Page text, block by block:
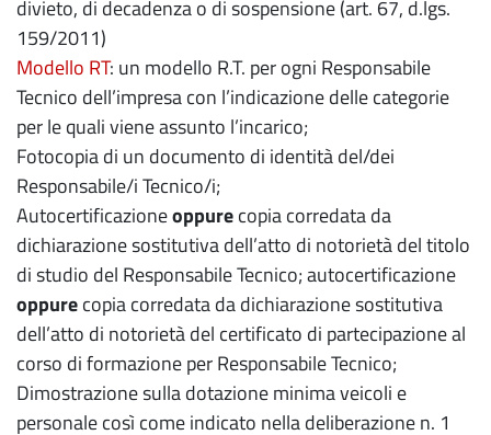
divieto, di decadenza o di sospensione (art. 67, d.lgs.
159/2011)
Modello RT: un modello R.T. per ogni Responsabile
Tecnico dell’impresa con l’indicazione delle categorie
per le quali viene assunto l’incarico;
Fotocopia di un documento di identità del/dei
Responsabile/i Tecnico/i;
Autocertificazioneoppurecopia corredata da
dichiarazione sostitutiva dell’atto di notorietà del titolo
di studio del Responsabile Tecnico; autocertificazione
oppurecopia corredata da dichiarazione sostitutiva
dell’atto di notorietà del certificato di partecipazione al
corso di formazione per Responsabile Tecnico;
Dimostrazione sulla dotazione minima veicoli e
personale così come indicato nella deliberazione n. 1